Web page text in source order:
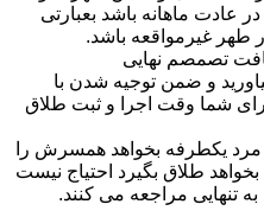
عادت ماهانه باشد بعبارتی
طهر غیرمواقعه باشد.
تصمصم نهایی
و ضمن توجیه شدن با
شما وقت اجرا و ثبت طلاق
مرد یکطرفه بخواهد همسرش را
طلاق بگیرد احتیاج نیست
تنهایی مراجعه می کنند.